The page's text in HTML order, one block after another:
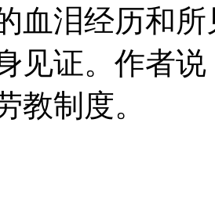
血泪经历和
见证。作者
教制度。